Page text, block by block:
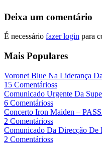
Deixa um comentário
É necessário fazer login para
Mais Populares
Voronet Blue Na Liderança
15 Comentárioss
Comunicado Urgente Da
6 Comentárioss
Concerto Iron Maiden –
2 Comentárioss
Comunicado Da Direcção De
2 Comentárioss